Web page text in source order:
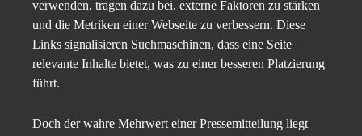
verwenden, tragen dazu bei, externe Faktoren zu stärken
und die Metriken einer Webseite zu verbessern. Diese
Links signalisieren Suchmaschinen, dass eine Seite
relevante Inhalte bietet, was zu einer besseren Platzierung
führt.
Doch der wahre Mehrwert einer Pressemitteilung liegt